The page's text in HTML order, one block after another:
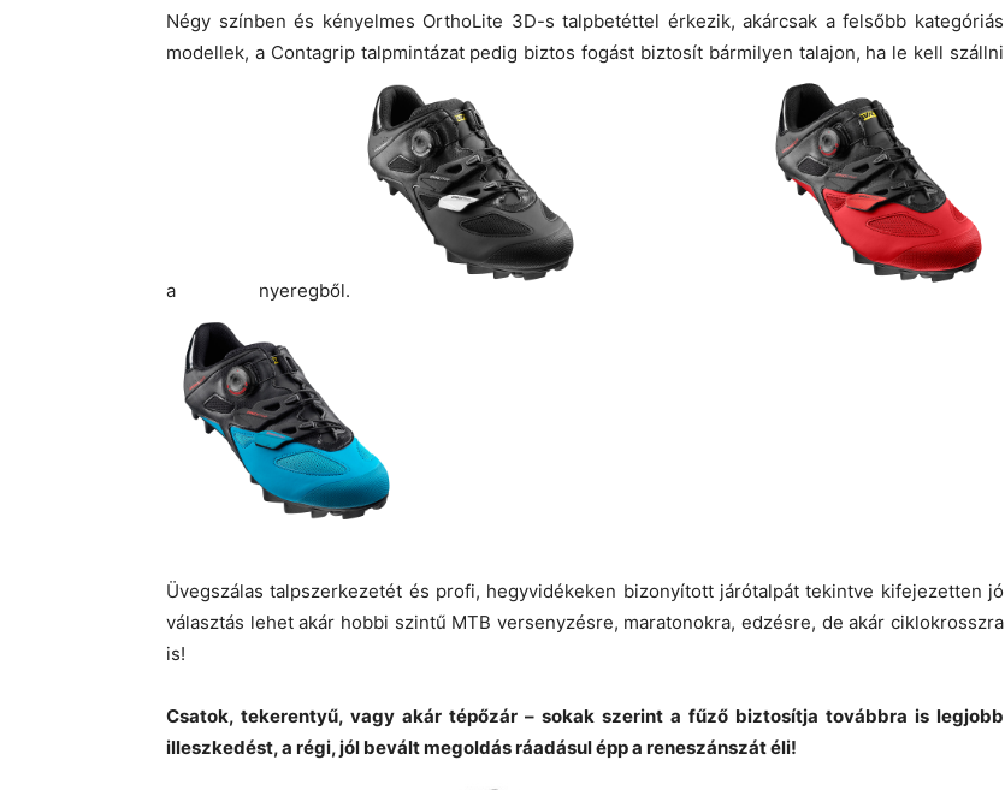
Négy színben és kényelmes OrthoLite 3D-s talpbetéttel érkezik, akárcsak a felsőbb kategóriás
modellek, a Contagrip talpmintázat pedig biztos fogást biztosít bármilyen talajon, ha le kell szállni
a nyeregből.
Üvegszálas talpszerkezetét és profi, hegyvidékeken bizonyított járótalpát tekintve kifejezetten jó
választás lehet akár hobbi szintű MTB versenyzésre, maratonokra, edzésre, de akár ciklokrosszra
is!
Csatok, tekerentyű, vagy akár tépőzár – sokak szerint a fűző biztosítja továbbra is legjobb
illeszkedést, a régi, jól bevált megoldás ráadásul épp a reneszánszát éli!